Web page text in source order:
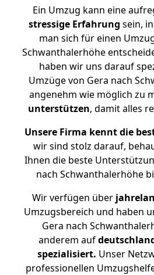
Ein Umzug kann eine
stressige Erfahrung sein,
man sich für einen
Schwanthalerhöhe
haben wir uns darauf
Umzüge von Gera nach
angenehm wie möglich zu
unterstützen, damit alles
Unsere Firma kennt die
wir sind stolz darauf,
Ihnen die beste
nach Schwanthalerhöhe
Wir verfügen über
Umzugsbereich und haben
Gera nach
anderem auf
spezialisiert. Unser
professionellen